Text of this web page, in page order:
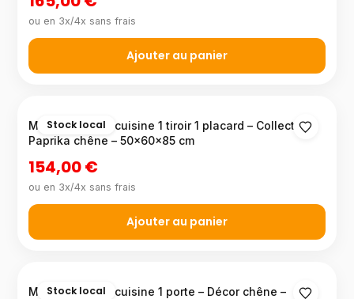
ou en 3x/4x sans frais
Ajouter au panier
Stock local
Meuble bas de cuisine 1 tiroir 1 placard – Collection
Paprika chêne – 50×60×85 cm
154,00 €
ou en 3x/4x sans frais
Ajouter au panier
Stock local
Meuble bas de cuisine 1 porte – Décor chêne –